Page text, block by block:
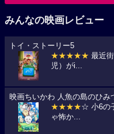
みんなの映画レビュー
トイ・ストーリー5
★★★★★ 最近
児）がi...
映画ちいかわ 人魚の島のひみ
★★★★☆ 小6の
ゃ怖か...